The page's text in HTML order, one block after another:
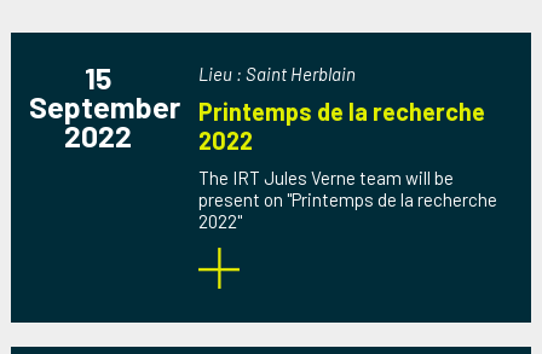
15
September
2022
Lieu : Saint Herblain
Printemps de la recherche
2022
The IRT Jules Verne team will be
present on "Printemps de la recherche
2022"